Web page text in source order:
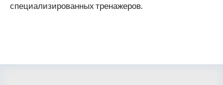
специализированных тренажеров.